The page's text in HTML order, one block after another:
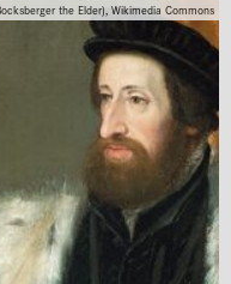
the Elder), Wikimedia Commons